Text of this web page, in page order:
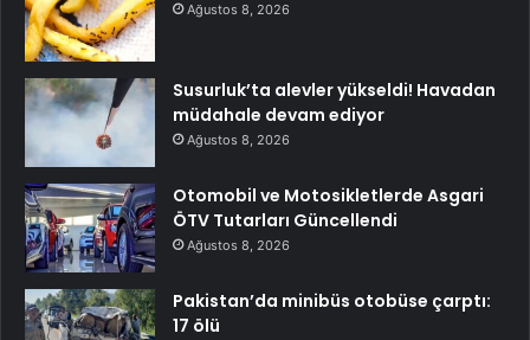
Ağustos 8, 2026
Susurluk’ta alevler yükseldi! Havadan
müdahale devam ediyor
Ağustos 8, 2026
Otomobil ve Motosikletlerde Asgari
ÖTV Tutarları Güncellendi
Ağustos 8, 2026
Pakistan’da minibüs otobüse çarptı:
17 ölü